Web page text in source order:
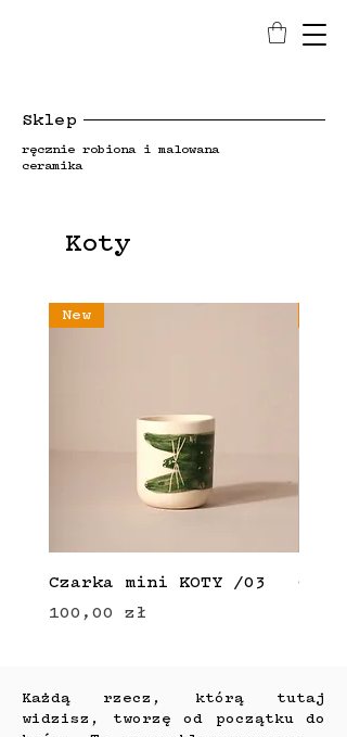
Sklep
ręcznie robiona i malowana
ceramika
Koty
New
Czarka mini KOTY /03
Cena
100,00 zł
Każdą rzecz, którą tutaj
widzisz, tworzę od początku do